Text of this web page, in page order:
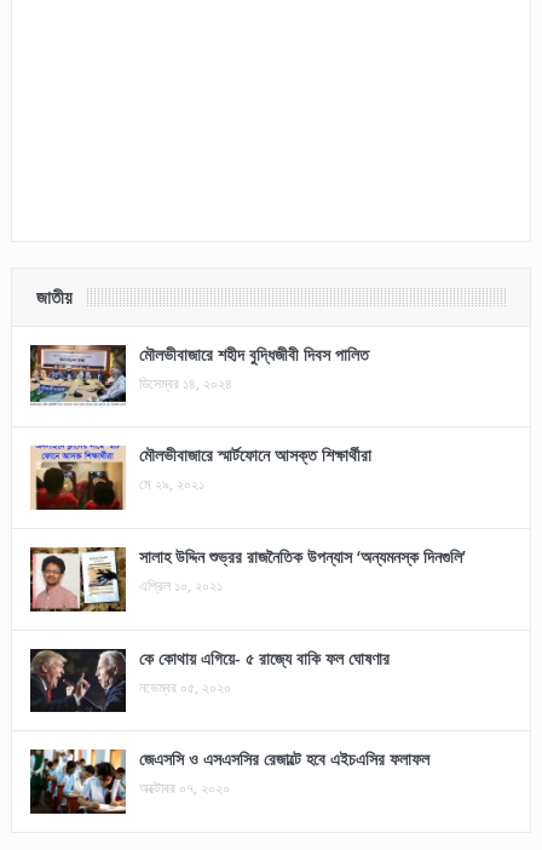
জাতীয়
মৌলভীবাজারে শহীদ বুদ্ধিজীবী দিবস পালিত
ডিসেম্বর ১৪, ২০২৪
মৌলভীবাজারে স্মার্টফোনে আসক্ত শিক্ষার্থীরা
মে ২৯, ২০২১
সালাহ উদ্দিন শুভ্রর রাজনৈতিক উপন্যাস ‘অন্যমনস্ক দিনগুলি’
এপ্রিল ১০, ২০২১
কে কোথায় এগিয়ে- ৫ রাজ্যে বাকি ফল ঘোষণার
নভেম্বর ০৫, ২০২০
জেএসসি ও এসএসসির রেজাল্টে হবে এইচএসির ফলাফল
অক্টোবর ০৭, ২০২০